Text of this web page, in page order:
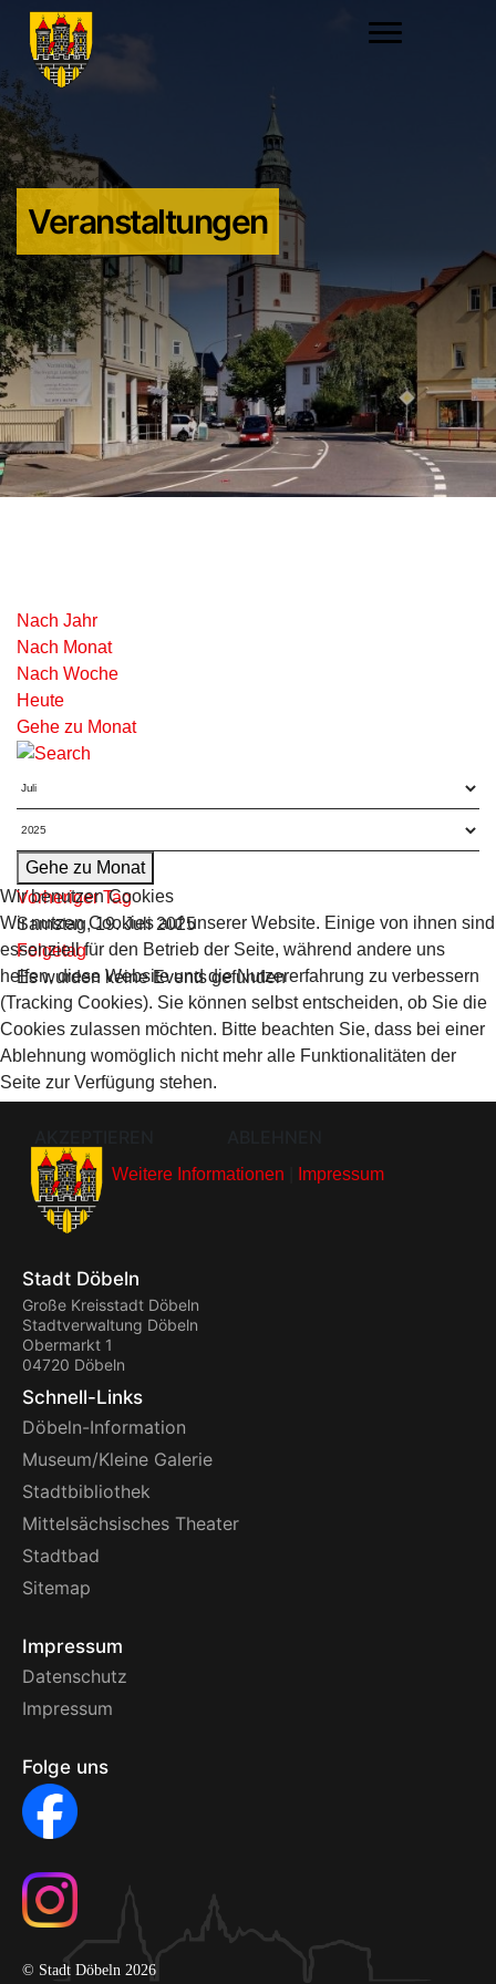
Veranstaltungen
Nach Jahr
Nach Monat
Nach Woche
Heute
Gehe zu Monat
Gehe zu Monat
Vorheriger Tag
Samstag, 19. Juli 2025
Folgetag
Es wurden keine Events gefunden
Stadt Döbeln
Große Kreisstadt Döbeln
Stadtverwaltung Döbeln
Obermarkt 1
04720 Döbeln
Schnell-Links
Döbeln-Information
Museum/Kleine Galerie
Stadtbibliothek
Mittelsächsisches Theater
Stadtbad
Sitemap
Impressum
Datenschutz
Impressum
Folge uns
© Stadt Döbeln 2026
Wir benutzen Cookies
Wir nutzen Cookies auf unserer Website. Einige von ihnen sind
essenziell für den Betrieb der Seite, während andere uns
helfen, diese Website und die Nutzererfahrung zu verbessern
(Tracking Cookies). Sie können selbst entscheiden, ob Sie die
Cookies zulassen möchten. Bitte beachten Sie, dass bei einer
Ablehnung womöglich nicht mehr alle Funktionalitäten der
Seite zur Verfügung stehen.
Weitere Informationen Impressum